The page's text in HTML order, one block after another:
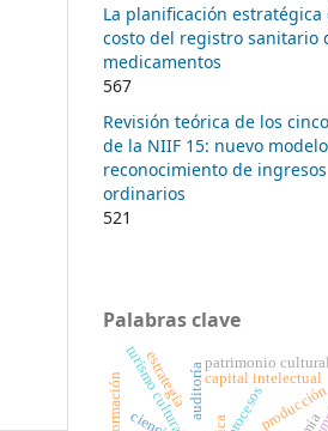
La planificación estratégica
costo del registro sanitario
medicamentos
567
Revisión teórica de los
de la NIIF 15: nuevo
reconocimiento de ingresos
ordinarios
521
Palabras clave
auditoría procesos
capital intelectual
patrimonio cultural
turismo cultural
estrategia